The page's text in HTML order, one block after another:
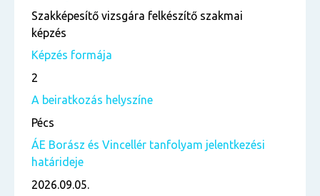
Szakképesítő vizsgára felkészítő szakmai
képzés
Képzés formája
2
A beiratkozás helyszíne
Pécs
ÁE Borász és Vincellér tanfolyam jelentkezési
határideje
2026.09.05.